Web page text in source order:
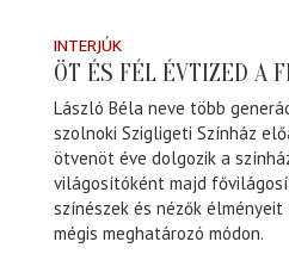
INTERJÚK
ÖT ÉS FÉL ÉVTIZED A
László Béla neve több
szolnoki Szigligeti Színház
ötvenöt éve dolgozik a
világosítóként majd
színészek és nézők
mégis meghatározó módon.